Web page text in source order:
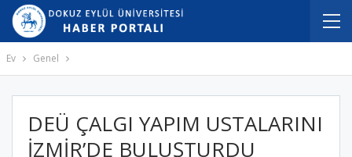
Ev Genel
DEÜ ÇALGI YAPIM USTALARINI
İZMİR’DE BULUŞTURDU